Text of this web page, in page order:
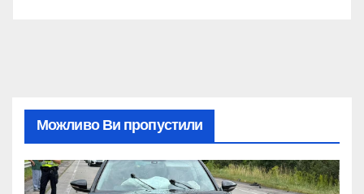
Можливо Ви пропустили